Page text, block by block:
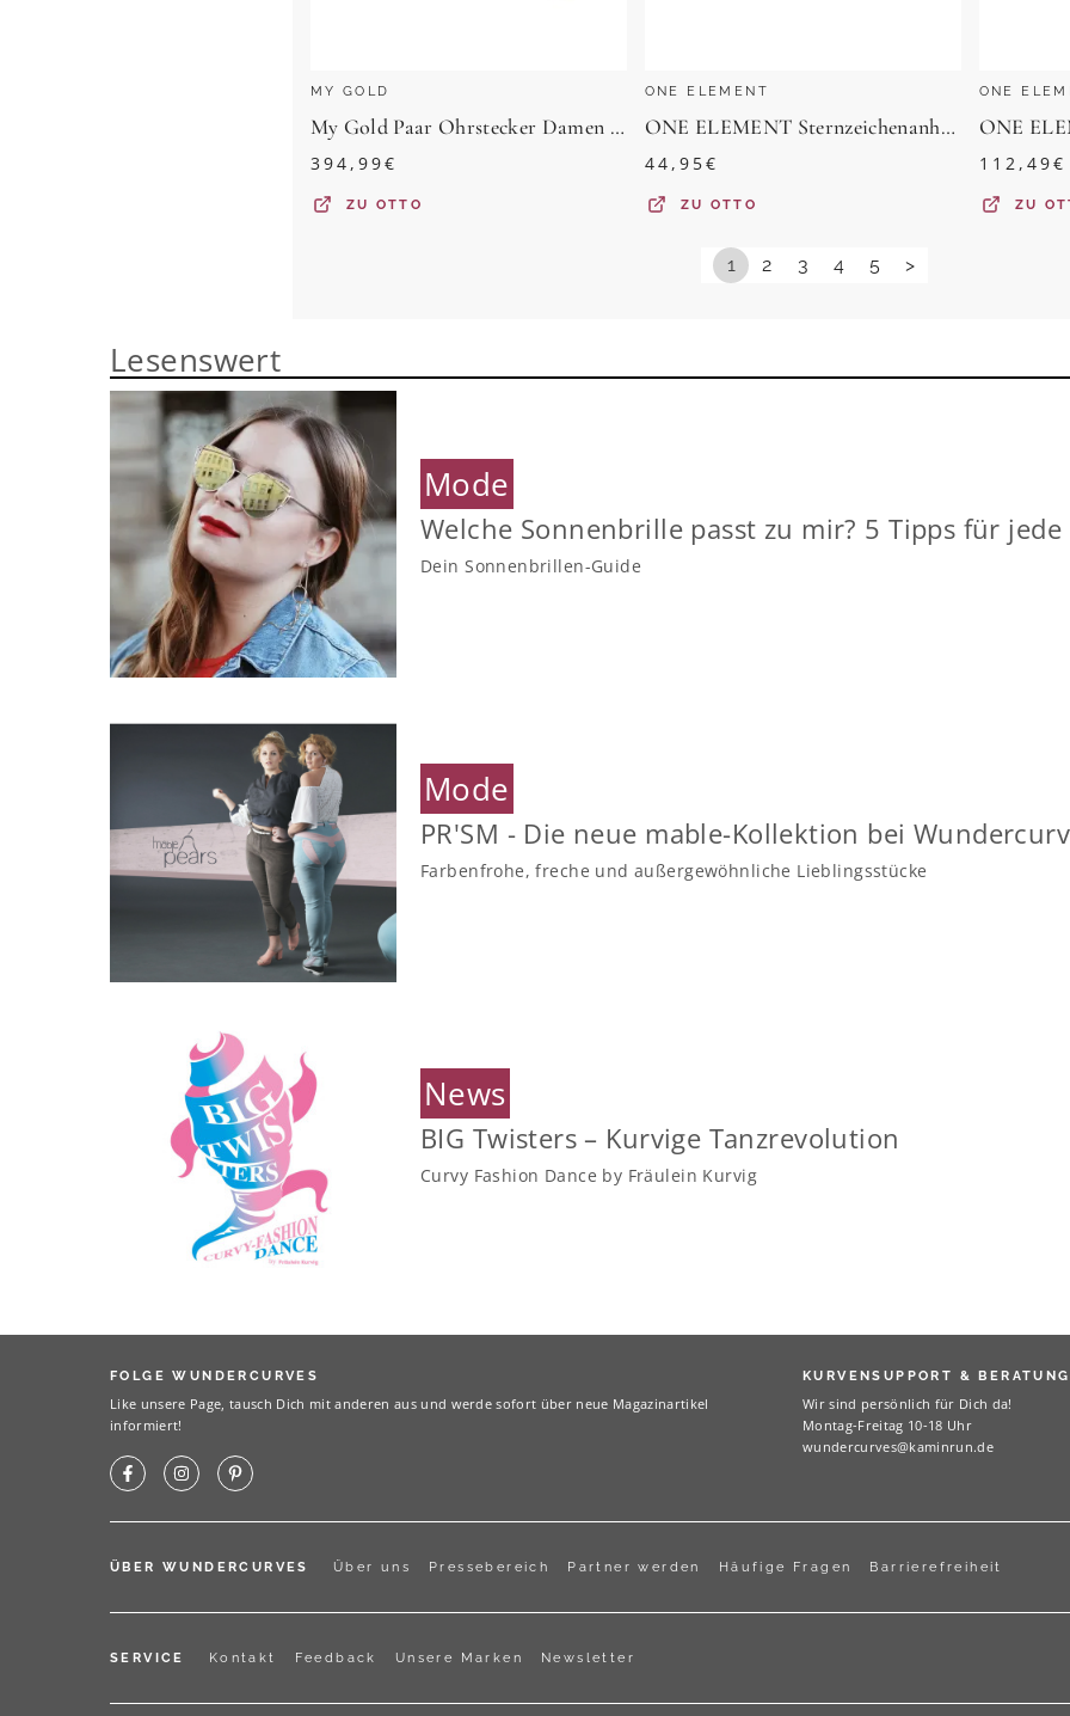
MY GOLD
My Gold Paar Ohrstecker Damen Ohrringe Gold 375 Rubinen Diamanten ECHTER Edelstein - Eunundi (Set, 2-tlg., inkl. Schmuckbox), Geschenke
394,99€
ZU OTTO
ONE ELEMENT
ONE ELEMENT Sternzeichenanhänger Skorpion Sternzeichen Anhänger aus 925 Silber, Ihr persönliches Sternzeichen – ein besonderes Geschenk mit Bedeutung
44,95€
ZU OTTO
ONE
112,49€
ZU
1 2 3 4 5 >
Lesenswert
Mode
Welche Sonnenbrille passt zu mir? 5 Tipps für
Dein Sonnenbrillen-Guide
Mode
PR'SM - Die neue mable-Kollektion bei
Farbenfrohe, freche und außergewöhnliche Lieblingsstücke
News
BIG Twisters – Kurvige Tanzrevolution
Curvy Fashion Dance by Fräulein Kurvig
FOLGE WUNDERCURVES
Like unsere Page, tausch Dich mit anderen aus und werde sofort über neue Magazinartikel
informiert!
KURVENSUPPORT & BERATUNG
Wir sind persönlich für Dich da!
Montag-Freitag 10-18 Uhr
wundercurves@kaminrun.de
ÜBER WUNDERCURVES Über uns Pressebereich Partner werden Häufige Fragen Barrierefreiheit
SERVICE Kontakt Feedback Unsere Marken Newsletter